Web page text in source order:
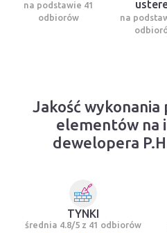
na podstawie 41
odbiorów
na
Jakość wykonania
elementów na
dewelopera
TYNKI
średnia 4.8/5 z 41 odbiorów